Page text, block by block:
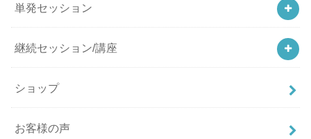
単発セッション
継続セッション/講座
ショップ
お客様の声